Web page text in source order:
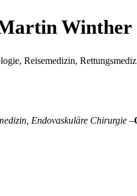
Winther
Endovaskuläre Chirurgie –